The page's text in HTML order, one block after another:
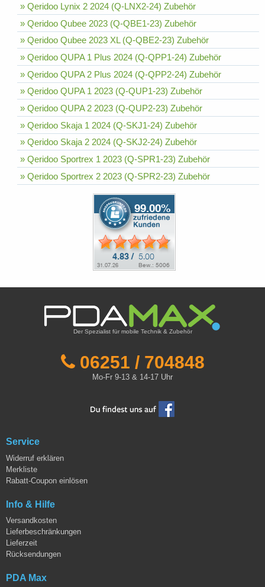
» Qeridoo Lynix 2 2024 (Q-LNX2-24) Zubehör
» Qeridoo Qubee 2023 (Q-QBE1-23) Zubehör
» Qeridoo Qubee 2023 XL (Q-QBE2-23) Zubehör
» Qeridoo QUPA 1 Plus 2024 (Q-QPP1-24) Zubehör
» Qeridoo QUPA 2 Plus 2024 (Q-QPP2-24) Zubehör
» Qeridoo QUPA 1 2023 (Q-QUP1-23) Zubehör
» Qeridoo QUPA 2 2023 (Q-QUP2-23) Zubehör
» Qeridoo Skaja 1 2024 (Q-SKJ1-24) Zubehör
» Qeridoo Skaja 2 2024 (Q-SKJ2-24) Zubehör
» Qeridoo Sportrex 1 2023 (Q-SPR1-23) Zubehör
» Qeridoo Sportrex 2 2023 (Q-SPR2-23) Zubehör
Der Spezialist für mobile Technik & Zubehör
06251 / 704848
Mo-Fr 9-13 & 14-17 Uhr
Service
Widerruf erklären
Merkliste
Rabatt-Coupon einlösen
Info & Hilfe
Versandkosten
Lieferbeschränkungen
Lieferzeit
Rücksendungen
PDA Max